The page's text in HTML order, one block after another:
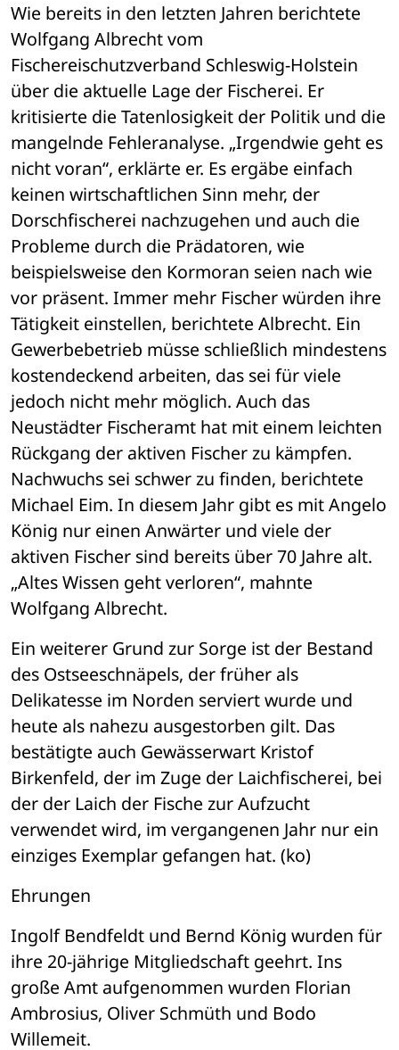
Wie bereits in den letzten Jahren berichtete
Wolfgang Albrecht vom
Fischereischutzverband Schleswig-Holstein
über die aktuelle Lage der Fischerei. Er
kritisierte die Tatenlosigkeit der Politik und die
mangelnde Fehleranalyse. „Irgendwie geht es
nicht voran“, erklärte er. Es ergäbe einfach
keinen wirtschaftlichen Sinn mehr, der
Dorschfischerei nachzugehen und auch die
Probleme durch die Prädatoren, wie
beispielsweise den Kormoran seien nach wie
vor präsent. Immer mehr Fischer würden ihre
Tätigkeit einstellen, berichtete Albrecht. Ein
Gewerbebetrieb müsse schließlich mindestens
kostendeckend arbeiten, das sei für viele
jedoch nicht mehr möglich. Auch das
Neustädter Fischeramt hat mit einem leichten
Rückgang der aktiven Fischer zu kämpfen.
Nachwuchs sei schwer zu finden, berichtete
Michael Eim. In diesem Jahr gibt es mit Angelo
König nur einen Anwärter und viele der
aktiven Fischer sind bereits über 70 Jahre alt.
„Altes Wissen geht verloren“, mahnte
Wolfgang Albrecht.
Ein weiterer Grund zur Sorge ist der Bestand
des Ostseeschnäpels, der früher als
Delikatesse im Norden serviert wurde und
heute als nahezu ausgestorben gilt. Das
bestätigte auch Gewässerwart Kristof
Birkenfeld, der im Zuge der Laichfischerei, bei
der der Laich der Fische zur Aufzucht
verwendet wird, im vergangenen Jahr nur ein
einziges Exemplar gefangen hat. (ko)
Ehrungen
Ingolf Bendfeldt und Bernd König wurden für
ihre 20-jährige Mitgliedschaft geehrt. Ins
große Amt aufgenommen wurden Florian
Ambrosius, Oliver Schmüth und Bodo
Willemeit.